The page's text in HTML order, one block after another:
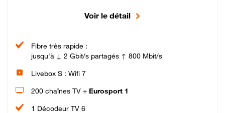
Voir le détail
Fibre très rapide :
jusqu'à ↓ 2 Gbit/s partagés ↑ 800 Mbit/s
Livebox S : Wifi 7
200 chaînes TV + Eurosport 1
1 Décodeur TV 6